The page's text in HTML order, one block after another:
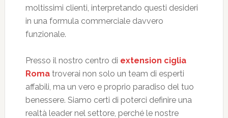
moltissimi clienti, interpretando questi desideri
in una formula commerciale davvero
funzionale.
Presso il nostro centro di extension ciglia
Roma troverai non solo un team di esperti
affabili, ma un vero e proprio paradiso del tuo
benessere. Siamo certi di poterci definire una
realtà leader nel settore, perché le nostre